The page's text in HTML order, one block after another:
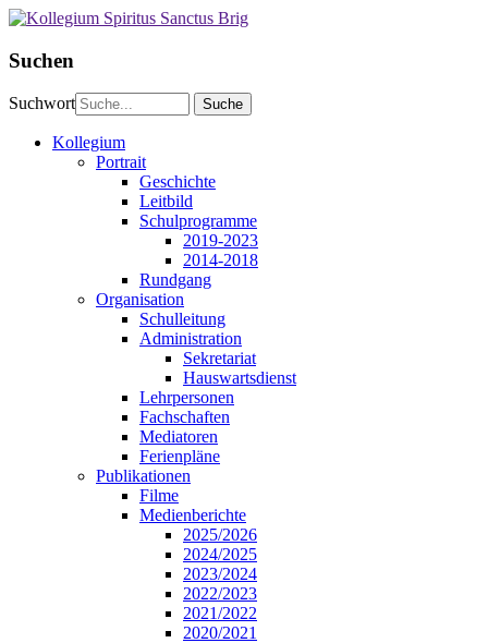
Suchen
Suchwort
Kollegium
Portrait
Geschichte
Leitbild
Schulprogramme
2019-2023
2014-2018
Rundgang
Organisation
Schulleitung
Administration
Sekretariat
Hauswartsdienst
Lehrpersonen
Fachschaften
Mediatoren
Ferienpläne
Publikationen
Filme
Medienberichte
2025/2026
2024/2025
2023/2024
2022/2023
2021/2022
2020/2021